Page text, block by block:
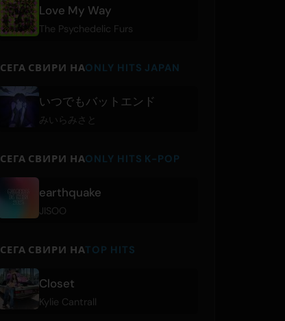
Love My Way
The Psychedelic Furs
СЕГА СВИРИ НАONLY HITS JAPAN
いつでもバットエンド
みいらみさと
СЕГА СВИРИ НАONLY HITS K-POP
earthquake
JISOO
СЕГА СВИРИ НАTOP HITS
Closet
Kylie Cantrall